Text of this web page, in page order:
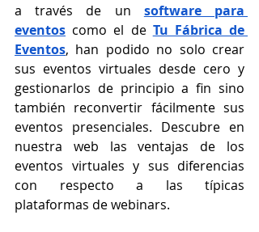
a través de un
software para
eventos como el de Tu Fábrica de
Eventos, han podido no solo crear
sus eventos virtuales desde cero y
gestionarlos de principio a fin sino
también reconvertir fácilmente sus
eventos presenciales. Descubre en
nuestra web las ventajas de los
eventos virtuales y sus diferencias
con respecto a las típicas
plataformas de webinars.